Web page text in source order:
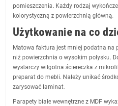
pomieszczenia. Każdy rodzaj
kolorystyczną z powierzchnią główną.
Użytkowanie na co
Matowa faktura jest mniej podatna na
niż powierzchnia o wysokim połysku.
wystarczy wilgotna ściereczka z
preparat do mebli. Należy unikać
zarysować laminat.
Parapety białe wewnętrzne z MDF